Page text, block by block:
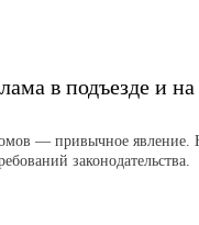
в подъезде и на
— привычное явление.
законодательства.